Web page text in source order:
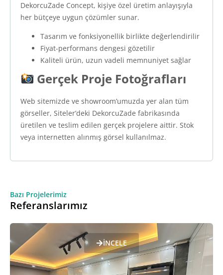
DekorcuZade Concept, kişiye özel üretim anlayışıyla
her bütçeye uygun çözümler sunar.
Tasarım ve fonksiyonellik birlikte değerlendirilir
Fiyat-performans dengesi gözetilir
Kaliteli ürün, uzun vadeli memnuniyet sağlar
Gerçek Proje Fotoğrafları
Web sitemizde ve showroom’umuzda yer alan tüm
görseller, Siteler’deki DekorcuZade fabrikasında
üretilen ve teslim edilen gerçek projelere aittir. Stok
veya internetten alınmış görsel kullanılmaz.
Bazı Projelerimiz
Referanslarımız
İNCELE